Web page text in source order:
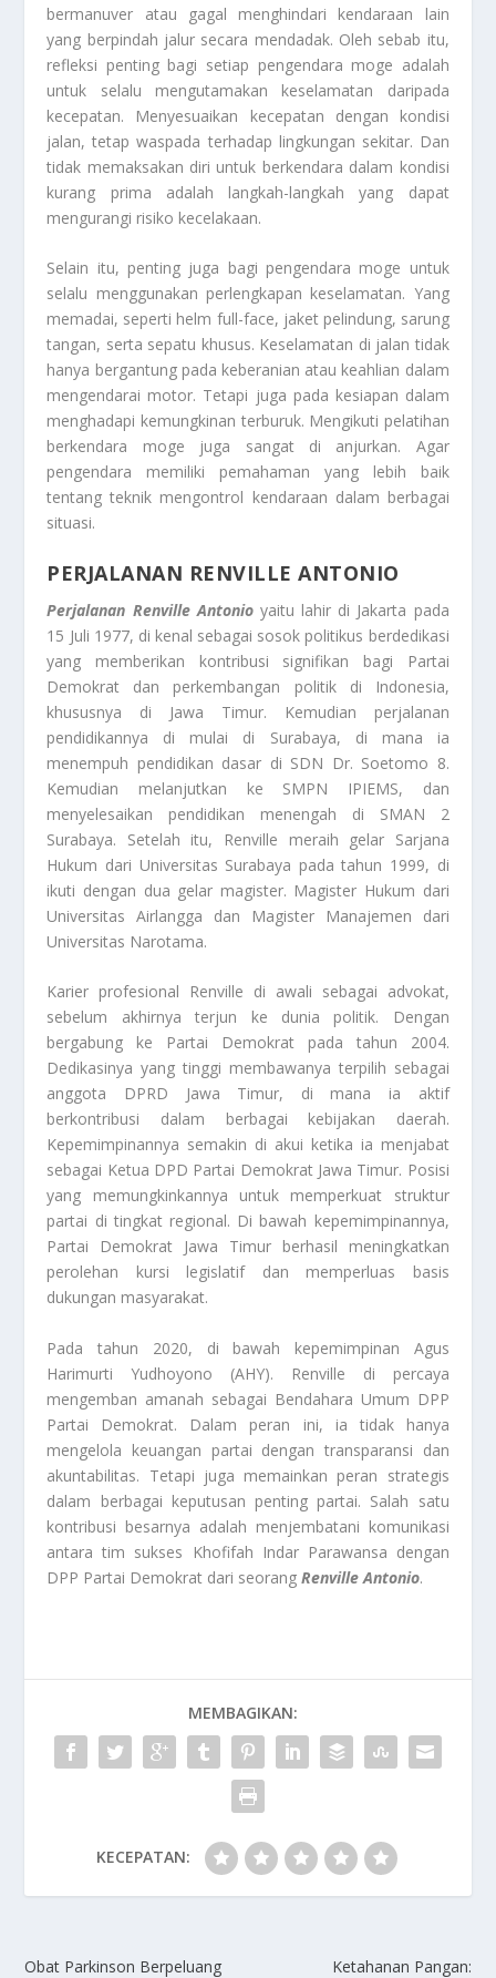
bermanuver atau gagal menghindari kendaraan lain
yang berpindah jalur secara mendadak. Oleh sebab itu,
refleksi penting bagi setiap pengendara moge adalah
untuk selalu mengutamakan keselamatan daripada
kecepatan. Menyesuaikan kecepatan dengan kondisi
jalan, tetap waspada terhadap lingkungan sekitar. Dan
tidak memaksakan diri untuk berkendara dalam kondisi
kurang prima adalah langkah-langkah yang dapat
mengurangi risiko kecelakaan.
Selain itu, penting juga bagi pengendara moge untuk
selalu menggunakan perlengkapan keselamatan. Yang
memadai, seperti helm full-face, jaket pelindung, sarung
tangan, serta sepatu khusus. Keselamatan di jalan tidak
hanya bergantung pada keberanian atau keahlian dalam
mengendarai motor. Tetapi juga pada kesiapan dalam
menghadapi kemungkinan terburuk. Mengikuti pelatihan
berkendara moge juga sangat di anjurkan. Agar
pengendara memiliki pemahaman yang lebih baik
tentang teknik mengontrol kendaraan dalam berbagai
situasi.
PERJALANAN RENVILLE ANTONIO
Perjalanan Renville Antonioyaitu lahir di Jakarta pada
15 Juli 1977, di kenal sebagai sosok politikus berdedikasi
yang memberikan kontribusi signifikan bagi Partai
Demokrat dan perkembangan politik di Indonesia,
khususnya di Jawa Timur. Kemudian perjalanan
pendidikannya di mulai di Surabaya, di mana ia
menempuh pendidikan dasar di SDN Dr. Soetomo 8.
Kemudian melanjutkan ke SMPN IPIEMS, dan
menyelesaikan pendidikan menengah di SMAN 2
Surabaya. Setelah itu, Renville meraih gelar Sarjana
Hukum dari Universitas Surabaya pada tahun 1999, di
ikuti dengan dua gelar magister. Magister Hukum dari
Universitas Airlangga dan Magister Manajemen dari
Universitas Narotama.
Karier profesional Renville di awali sebagai advokat,
sebelum akhirnya terjun ke dunia politik. Dengan
bergabung ke Partai Demokrat pada tahun 2004.
Dedikasinya yang tinggi membawanya terpilih sebagai
anggota DPRD Jawa Timur, di mana ia aktif
berkontribusi dalam berbagai kebijakan daerah.
Kepemimpinannya semakin di akui ketika ia menjabat
sebagai Ketua DPD Partai Demokrat Jawa Timur. Posisi
yang memungkinkannya untuk memperkuat struktur
partai di tingkat regional. Di bawah kepemimpinannya,
Partai Demokrat Jawa Timur berhasil meningkatkan
perolehan kursi legislatif dan memperluas basis
dukungan masyarakat.
Pada tahun 2020, di bawah kepemimpinan Agus
Harimurti Yudhoyono (AHY). Renville di percaya
mengemban amanah sebagai Bendahara Umum DPP
Partai Demokrat. Dalam peran ini, ia tidak hanya
mengelola keuangan partai dengan transparansi dan
akuntabilitas. Tetapi juga memainkan peran strategis
dalam berbagai keputusan penting partai. Salah satu
kontribusi besarnya adalah menjembatani komunikasi
antara tim sukses Khofifah Indar Parawansa dengan
DPP Partai Demokrat dari seorangRenville Antonio.
MEMBAGIKAN:
KECEPATAN:
Obat Parkinson Berpeluang
Ketahanan Pangan: